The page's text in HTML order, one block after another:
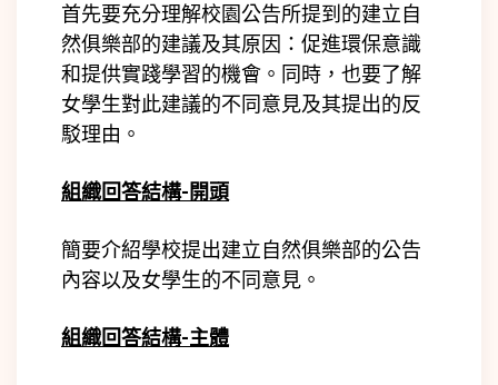
首先要充分理解校園公告所提到的建立自
然俱樂部的建議及其原因：促進環保意識
和提供實踐學習的機會。同時，也要了解
女學生對此建議的不同意見及其提出的反
駁理由。
組織回答結構-開頭
簡要介紹學校提出建立自然俱樂部的公告
內容以及女學生的不同意見。
組織回答結構-主體